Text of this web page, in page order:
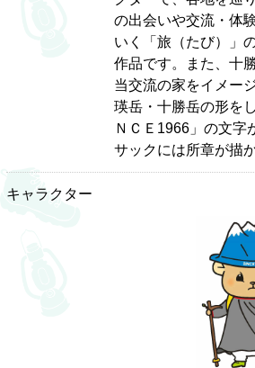
の出会いや交流・体
いく「旅（たび）」
作品です。また、十
当交流の家をイメー
瑛岳・十勝岳の形を
ＮＣＥ1966」の文字
サックには所章が描
キャラクター